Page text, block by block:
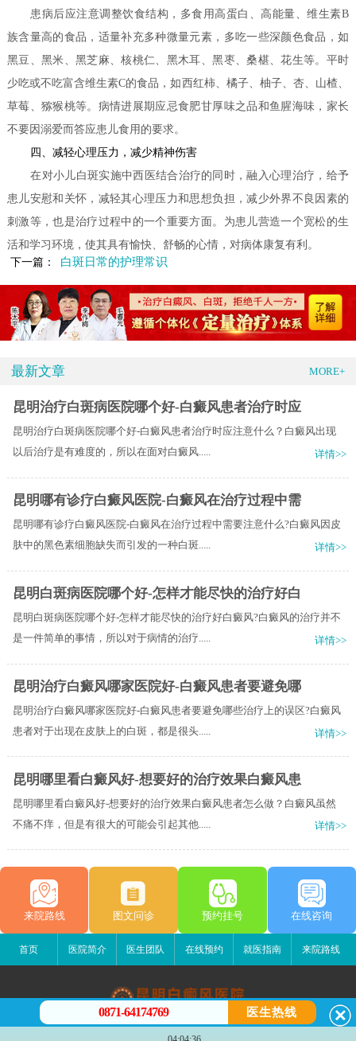
患病后应注意调整饮食结构，多食用高蛋白、高能量、维生素B
族含量高的食品，适量补充多种微量元素，多吃一些深颜色食品，如
黑豆、黑米、黑芝麻、核桃仁、黑木耳、黑枣、桑椹、花生等。平时
少吃或不吃富含维生素C的食品，如西红柿、橘子、柚子、杏、山楂、
草莓、猕猴桃等。病情进展期应忌食肥甘厚味之品和鱼腥海味，家长
不要因溺爱而答应患儿食用的要求。
四、减轻心理压力，减少精神伤害
在对小儿白斑实施中西医结合治疗的同时，融入心理治疗，给予
患儿安慰和关怀，减轻其心理压力和思想负担，减少外界不良因素的
刺激等，也是治疗过程中的一个重要方面。为患儿营造一个宽松的生
活和学习环境，使其具有愉快、舒畅的心情，对病体康复有利。
下一篇：
白斑日常的护理常识
最新文章 MORE+
昆明治疗白斑病医院哪个好-白癜风患者治疗时应
昆明治疗白斑病医院哪个好-白癜风患者治疗时应注意什么？白癜风出现
以后治疗是有难度的，所以在面对白癜风.....
详情>>
昆明哪有诊疗白癜风医院-白癜风在治疗过程中需
昆明哪有诊疗白癜风医院-白癜风在治疗过程中需要注意什么?白癜风因皮
肤中的黑色素细胞缺失而引发的一种白斑.....
详情>>
昆明白斑病医院哪个好-怎样才能尽快的治疗好白
昆明白斑病医院哪个好-怎样才能尽快的治疗好白癜风?白癜风的治疗并不
是一件简单的事情，所以对于病情的治疗.....
详情>>
昆明治疗白癜风哪家医院好-白癜风患者要避免哪
昆明治疗白癜风哪家医院好-白癜风患者要避免哪些治疗上的误区?白癜风
患者对于出现在皮肤上的白斑，都是很头.....
详情>>
昆明哪里看白癜风好-想要好的治疗效果白癜风患
昆明哪里看白癜风好-想要好的治疗效果白癜风患者怎么做？白癜风虽然
不痛不痒，但是有很大的可能会引起其他.....
详情>>
来院路线 图文问诊 预约挂号 在线咨询
首页 医院简介 医生团队 在线预约 就医指南 来院路线
昆明白癜风医院
0871-64174769 医生热线